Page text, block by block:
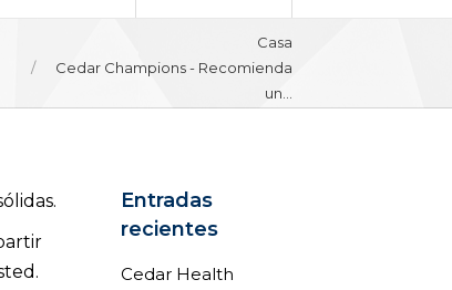
Casa
Cedar Champions - Recomienda
un...
Entradas
recientes
Cedar Health